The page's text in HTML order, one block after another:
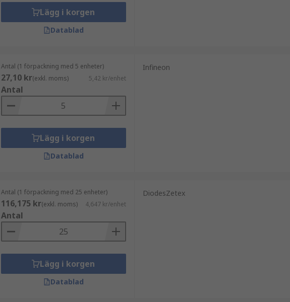
Lägg i korgen
Datablad
Antal (1 förpackning med 5 enheter)
27,10 kr(exkl. moms) 5,42 kr/enhet
Antal
Lägg i korgen
Datablad
Infineon
Antal (1 förpackning med 25 enheter)
116,175 kr(exkl. moms) 4,647 kr/enhet
Antal
Lägg i korgen
Datablad
DiodesZetex